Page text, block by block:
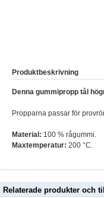
Produktbeskrivning
Denna gummipropp tål
Propparna passar för
Material: 100 % rågummi.
Maxtemperatur:200 °C.
Relaterade produkter och